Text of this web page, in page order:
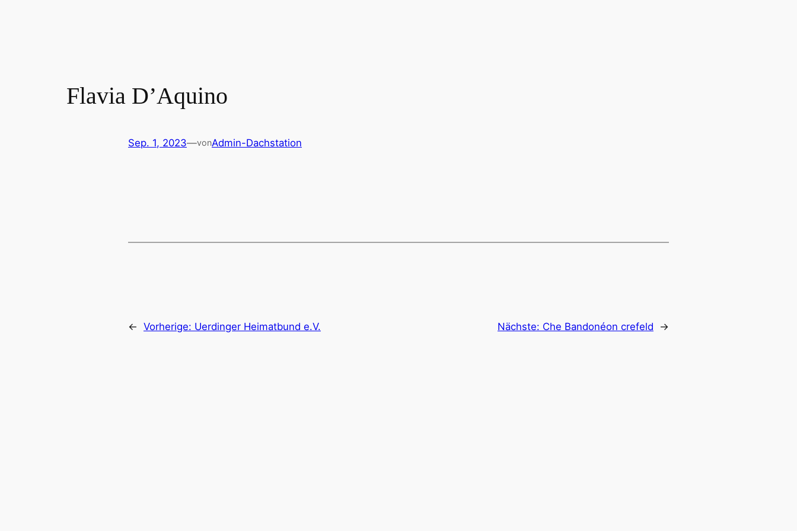
Flavia D’Aquino
Sep. 1, 2023—vonAdmin-Dachstation
← Vorherige: Uerdinger Heimatbund e.V. Nächste: Che Bandonéon crefeld →